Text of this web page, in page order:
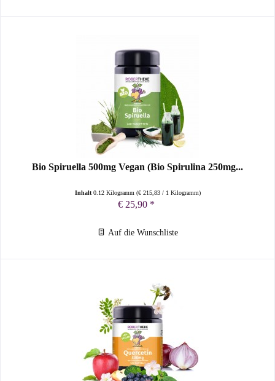
Bio Spiruella 500mg Vegan (Bio Spirulina 250mg...
Inhalt 0.12 Kilogramm (€ 215,83/ 1 Kilogramm)
€ 25,90 *
Auf die Wunschliste